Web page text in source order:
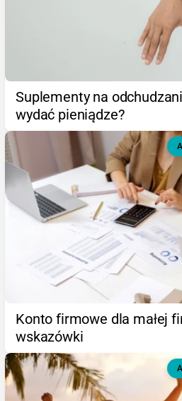
Suplementy na
wydać pieniądze?
Konto firmowe dla małej
wskazówki